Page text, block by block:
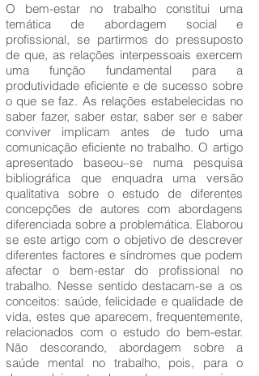
O bem-estar no trabalho constitui uma
temática de abordagem social e
profissional, se partirmos do pressuposto
de que, as relações interpessoais exercem
uma função fundamental para a
produtividade eficiente e de sucesso sobre
o que se faz. As relações estabelecidas no
saber fazer, saber estar, saber ser e saber
conviver implicam antes de tudo uma
comunicação eficiente no trabalho. O artigo
apresentado baseou–se numa pesquisa
bibliográfica que enquadra uma versão
qualitativa sobre o estudo de diferentes
concepções de autores com abordagens
diferenciada sobre a problemática. Elaborou
se este artigo com o objetivo de descrever
diferentes factores e síndromes que podem
afectar o bem-estar do profissional no
trabalho. Nesse sentido destacam-se a os
conceitos: saúde, felicidade e qualidade de
vida, estes que aparecem, frequentemente,
relacionados com o estudo do bem-estar.
Não descorando, abordagem sobre a
saúde mental no trabalho, pois, para o